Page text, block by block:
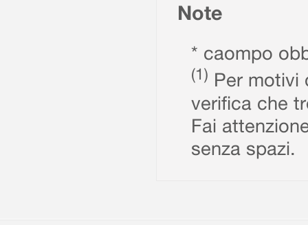
Note
* caompo
(1) Per motivi
verifica che
Fai
senza spazi.